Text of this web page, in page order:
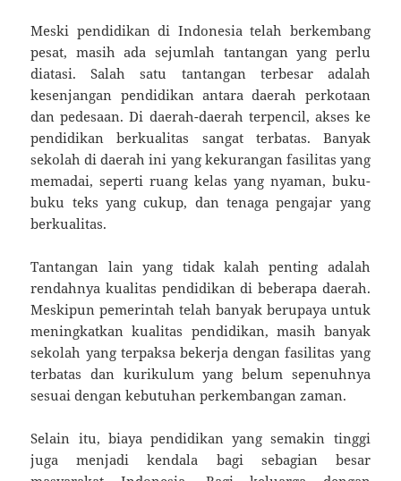
Meski pendidikan di Indonesia telah berkembang
pesat, masih ada sejumlah tantangan yang perlu
diatasi. Salah satu tantangan terbesar adalah
kesenjangan pendidikan antara daerah perkotaan
dan pedesaan. Di daerah-daerah terpencil, akses ke
pendidikan berkualitas sangat terbatas. Banyak
sekolah di daerah ini yang kekurangan fasilitas yang
memadai, seperti ruang kelas yang nyaman, buku-
buku teks yang cukup, dan tenaga pengajar yang
berkualitas.
Tantangan lain yang tidak kalah penting adalah
rendahnya kualitas pendidikan di beberapa daerah.
Meskipun pemerintah telah banyak berupaya untuk
meningkatkan kualitas pendidikan, masih banyak
sekolah yang terpaksa bekerja dengan fasilitas yang
terbatas dan kurikulum yang belum sepenuhnya
sesuai dengan kebutuhan perkembangan zaman.
Selain itu, biaya pendidikan yang semakin tinggi
juga menjadi kendala bagi sebagian besar